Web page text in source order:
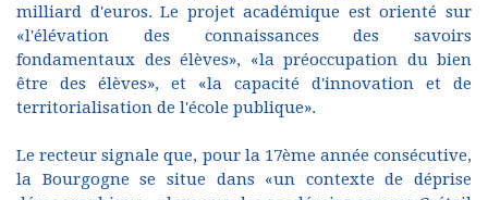
milliard d'euros. Le projet académique est orienté sur
«l'élévation des connaissances des savoirs
fondamentaux des élèves», «la préoccupation du bien
être des élèves», et «la capacité d'innovation et de
territorialisation de l'école publique».
Le recteur signale que, pour la 17ème année consécutive,
la Bourgogne se situe dans «un contexte de déprise